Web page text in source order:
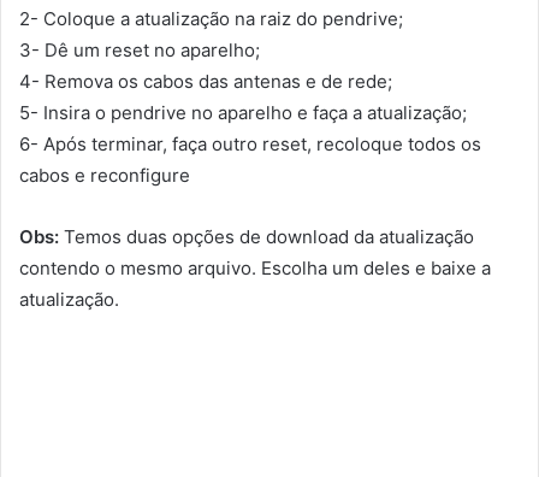
2- Coloque a atualização na raiz do pendrive;
3- Dê um reset no aparelho;
4- Remova os cabos das antenas e de rede;
5- Insira o pendrive no aparelho e faça a atualização;
6- Após terminar, faça outro reset, recoloque todos os
cabos e reconfigure
Obs: Temos duas opções de download da atualização
contendo o mesmo arquivo. Escolha um deles e baixe a
atualização.